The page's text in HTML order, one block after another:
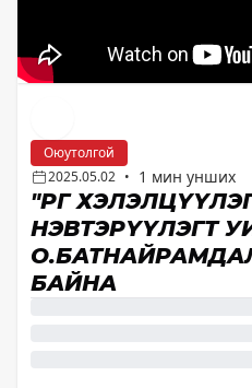
Оюутолгой
2025.05.02 • 1 мин унших
"ӨРӨГ
НЭВТЭРҮҮЛЭГТ
БАЙНА